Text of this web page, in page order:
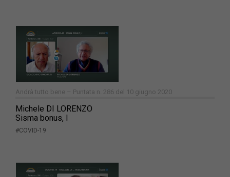
Andrà tutto bene – Puntata n. 286 del 10 giugno 2020
Michele DI LORENZO
Sisma bonus, I
#COVID-19